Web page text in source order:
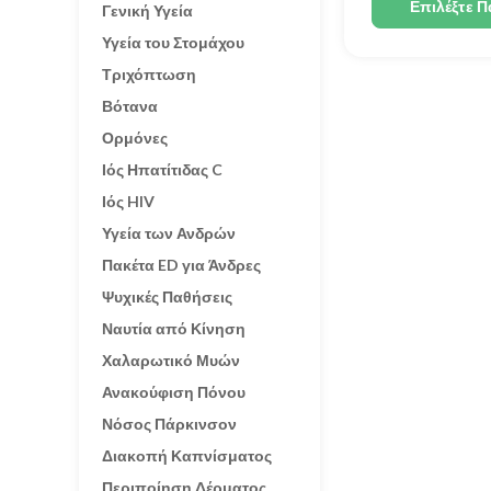
Γενική Υγεία
Υγεία του Στομάχου
Τριχόπτωση
Βότανα
Ορμόνες
Ιός Ηπατίτιδας C
Ιός HIV
Υγεία των Ανδρών
Πακέτα ED για Άνδρες
Ψυχικές Παθήσεις
Ναυτία από Κίνηση
Χαλαρωτικό Μυών
Ανακούφιση Πόνου
Νόσος Πάρκινσον
Διακοπή Καπνίσματος
Περιποίηση Δέρματος
Επιλέξτε